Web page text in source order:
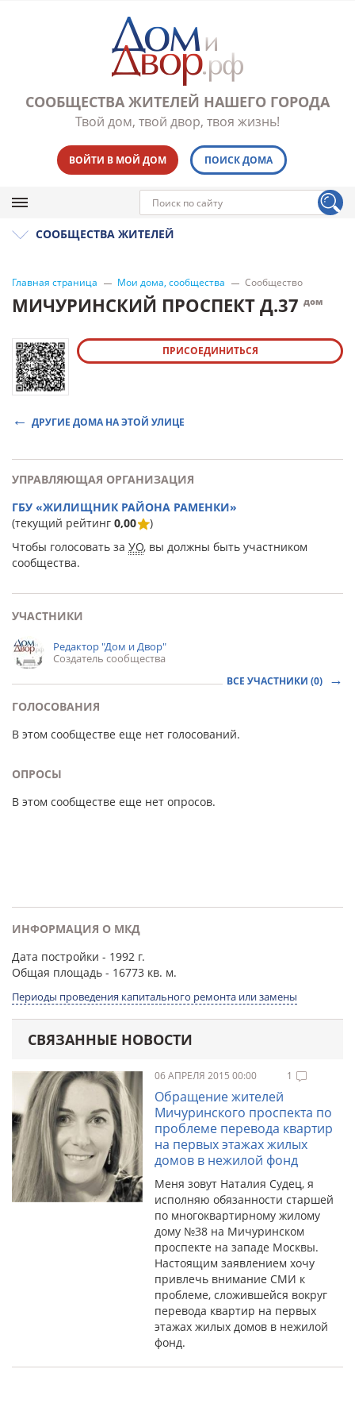
СООБЩЕСТВА ЖИТЕЛЕЙ НАШЕГО ГОРОДА
Твой дом, твой двор, твоя жизнь!
ВОЙТИ В МОЙ ДОМ ПОИСК ДОМА
СООБЩЕСТВА ЖИТЕЛЕЙ
Главная страница Мои дома, сообщества Сообщество
МИЧУРИНСКИЙ ПРОСПЕКТ Д.37 дом
ПРИСОЕДИНИТЬСЯ
ДРУГИЕ ДОМА НА ЭТОЙ УЛИЦЕ
УПРАВЛЯЮЩАЯ ОРГАНИЗАЦИЯ
ГБУ «ЖИЛИЩНИК РАЙОНА РАМЕНКИ»
(текущий рейтинг 0,00
)
Чтобы голосовать за УО, вы должны быть участником
сообщества.
УЧАСТНИКИ
Редактор "Дом и Двор"
Создатель сообщества
ВСЕ УЧАСТНИКИ (0)
ГОЛОСОВАНИЯ
В этом сообществе еще нет голосований.
ОПРОСЫ
В этом сообществе еще нет опросов.
ИНФОРМАЦИЯ О МКД
Дата постройки - 1992 г.
Общая площадь - 16773 кв. м.
Периоды проведения капитального ремонта или замены
СВЯЗАННЫЕ НОВОСТИ
06 АПРЕЛЯ 2015 00:00 1
Обращение жителей
Мичуринского проспекта по
проблеме перевода квартир
на первых этажах жилых
домов в нежилой фонд
Меня зовут Наталия Судец, я
исполняю обязанности старшей
по многоквартирному жилому
дому №38 на Мичуринском
проспекте на западе Москвы.
Настоящим заявлением хочу
привлечь внимание СМИ к
проблеме, сложившейся вокруг
перевода квартир на первых
этажах жилых домов в нежилой
фонд.